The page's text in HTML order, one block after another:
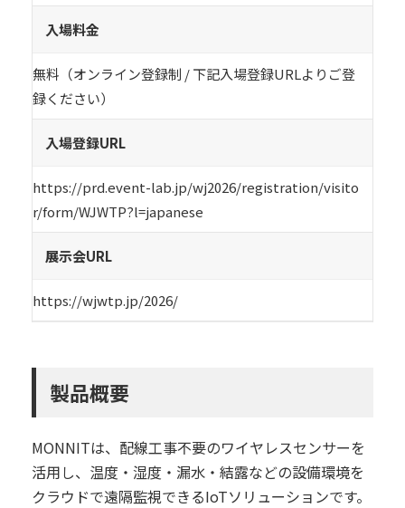
入場料金
無料（オンライン登録制 / 下記入場登録URLよりご登
録ください）
入場登録URL
https://prd.event-lab.jp/wj2026/registration/visito
r/form/WJWTP?l=japanese
展示会URL
https://wjwtp.jp/2026/
製品概要
MONNITは、配線工事不要のワイヤレスセンサーを
活用し、温度・湿度・漏水・結露などの設備環境を
クラウドで遠隔監視できるIoTソリューションです。